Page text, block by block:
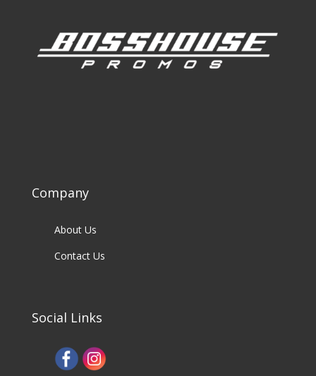
Company
About Us
Contact Us
Social Links